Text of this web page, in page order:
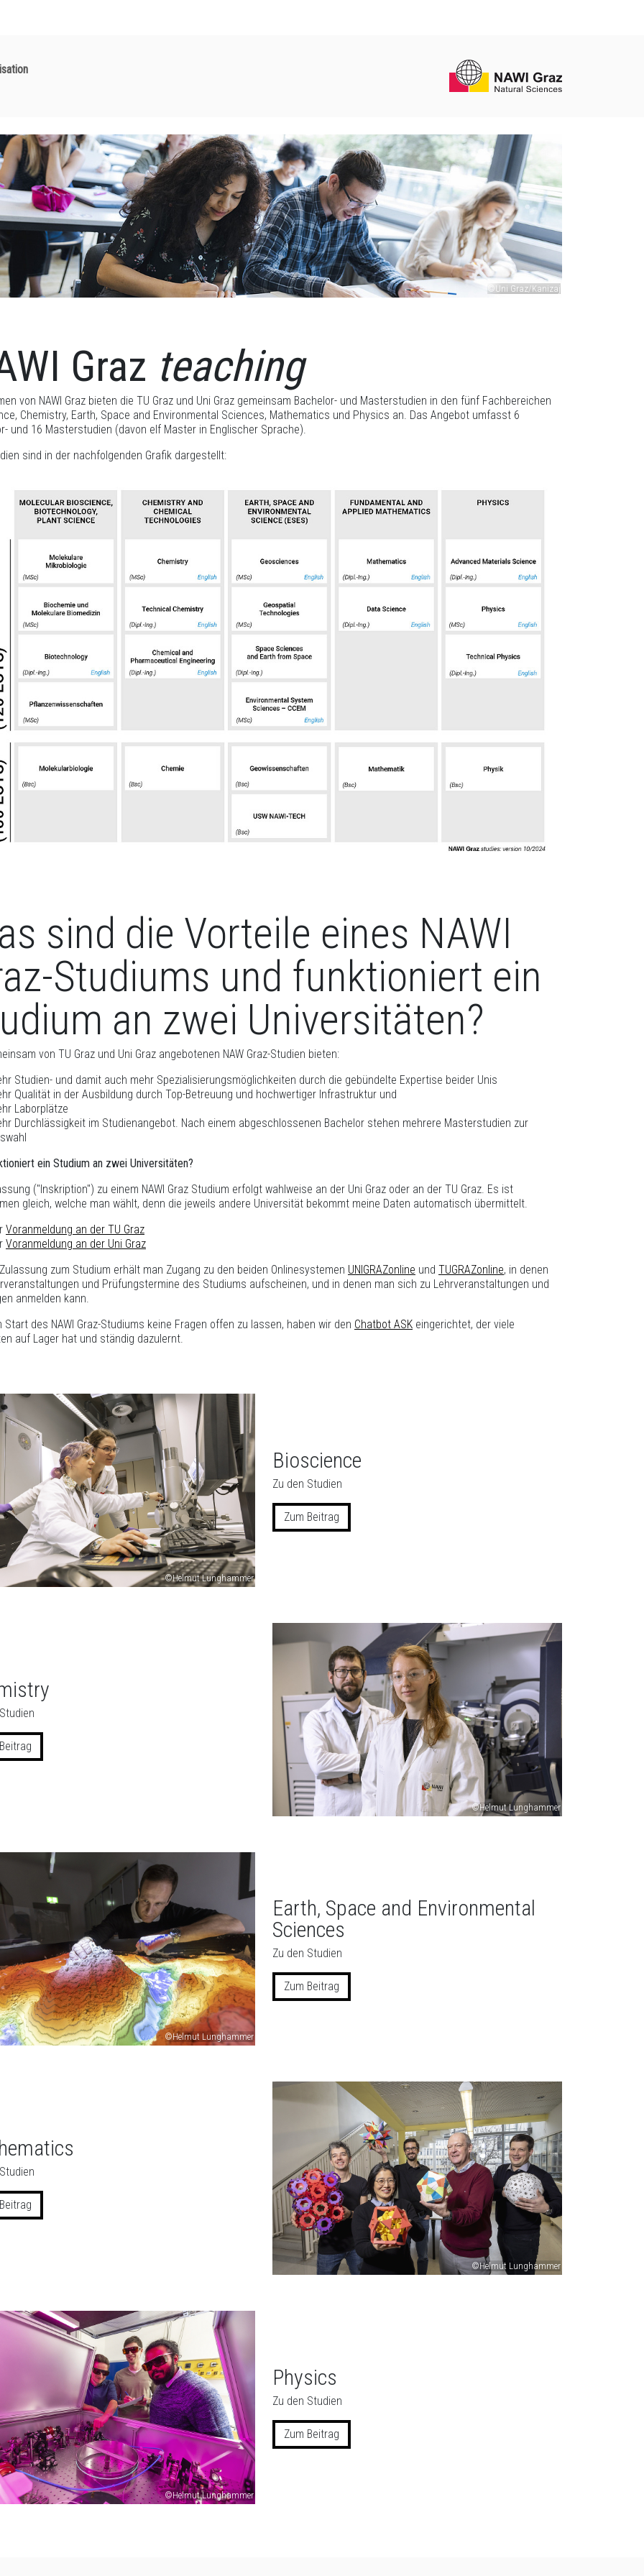
Seitenbereichs: Inhalt:
©Uni Graz/Kanizaj
Graz teaching
von NAWI Graz bieten die TU Graz und Uni Graz gemeinsam Bachelor- und Masterstudien in den fünf Fachbereichen
Chemistry, Earth, Space and Environmental Sciences, Mathematics und Physics an. Das Angebot umfasst 6
und 16 Masterstudien (davon elf Master in Englischer Sprache).
sind in der nachfolgenden Grafik dargestellt:
sind die Vorteile eines NAWI
Studiums und funktioniert ein
an zwei Universitäten?
von TU Graz und Uni Graz angebotenen NAW Graz-Studien bieten:
Studien- und damit auch mehr Spezialisierungsmöglichkeiten durch die gebündelte Expertise beider Unis
Qualität in der Ausbildung durch Top-Betreuung und hochwertiger Infrastruktur und
Laborplätze
Durchlässigkeit im Studienangebot. Nach einem abgeschlossenen Bachelor stehen mehrere Masterstudien zur
ein Studium an zwei Universitäten?
("Inskription") zu einem NAWI Graz Studium erfolgt wahlweise an der Uni Graz oder an der TU Graz. Es ist
gleich, welche man wählt, denn die jeweils andere Universität bekommt meine Daten automatisch übermittelt.
Voranmeldung an der TU Graz
Voranmeldung an der Uni Graz
zum Studium erhält man Zugang zu den beiden Onlinesystemen UNIGRAZonline und TUGRAZonline, in denen
und Prüfungstermine des Studiums aufscheinen, und in denen man sich zu Lehrveranstaltungen und
anmelden kann.
Start des NAWI Graz-Studiums keine Fragen offen zu lassen, haben wir den Chatbot ASK eingerichtet, der viele
auf Lager hat und ständig dazulernt.
©Helmut Lunghammer
Bioscience
Zu den Studien
Zum Beitrag
©Helmut Lunghammer
©Helmut Lunghammer
Earth, Space and Environmental
Sciences
Zu den Studien
Zum Beitrag
©Helmut Lunghammer
©Helmut Lunghammer
Physics
Zu den Studien
Zum Beitrag